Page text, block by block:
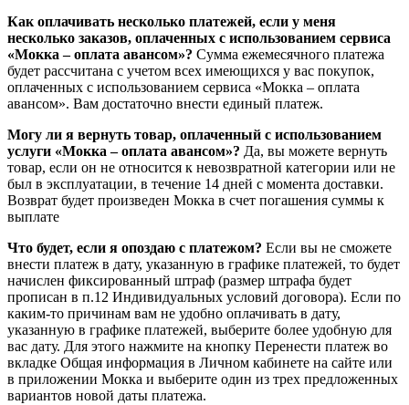
Как оплачивать несколько платежей, если у меня
несколько заказов, оплаченных с использованием сервиса
«Мокка – оплата авансом»? Сумма ежемесячного платежа
будет рассчитана с учетом всех имеющихся у вас покупок,
оплаченных с использованием сервиса «Мокка – оплата
авансом». Вам достаточно внести единый платеж.
Могу ли я вернуть товар, оплаченный с использованием
услуги «Мокка – оплата авансом»? Да, вы можете вернуть
товар, если он не относится к невозвратной категории или не
был в эксплуатации, в течение 14 дней с момента доставки.
Возврат будет произведен Мокка в счет погашения суммы к
выплате
Что будет, если я опоздаю с платежом? Если вы не сможете
внести платеж в дату, указанную в графике платежей, то будет
начислен фиксированный штраф (размер штрафа будет
прописан в п.12 Индивидуальных условий договора). Если по
каким-то причинам вам не удобно оплачивать в дату,
указанную в графике платежей, выберите более удобную для
вас дату. Для этого нажмите на кнопку Перенести платеж во
вкладке Общая информация в Личном кабинете на сайте или
в приложении Мокка и выберите один из трех предложенных
вариантов новой даты платежа.